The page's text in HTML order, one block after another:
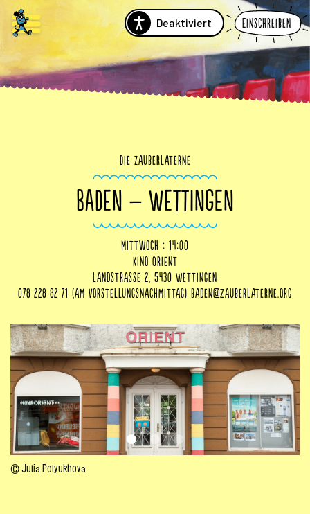
Deaktiviert Einschreiben
Die Zauberlaterne
BADEN – WETTINGEN
Mittwoch : 14:00
Kino Orient
Landstrasse 2, 5430 Wettingen
078 228 82 71 (am Vorstellungsnachmittag) baden@zauberlaterne.org
© Julia Polyukhova